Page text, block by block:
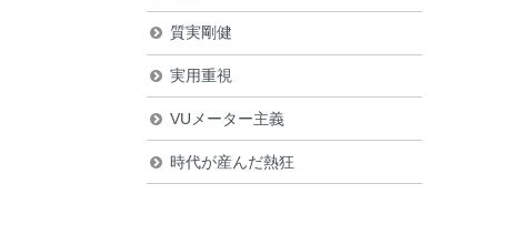
質実剛健
実用重視
VUメーター主義
時代が産んだ熱狂